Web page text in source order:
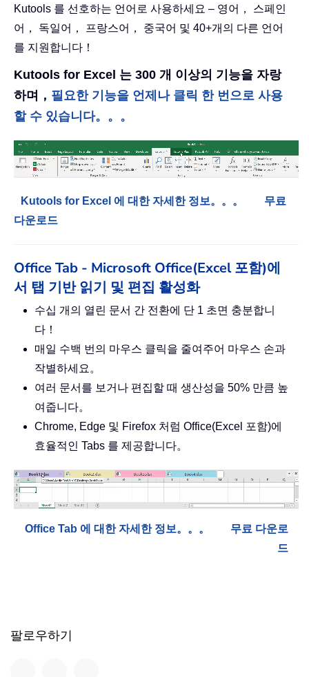
Kutools 를 선호하는 언어로 사용하세요 – 영어， 스페인
어， 독일어， 프랑스어， 중국어 및 40+개의 다른 언어
를 지원합니다！
Kutools for Excel 는 300 개 이상의 기능을 자랑
하며， 필요한 기능을 언제나 클릭 한 번으로 사용
할 수 있습니다。。。
Kutools for Excel 에 대한 자세한 정보。。。
무료
다운로드
Office Tab - Microsoft Office(Excel 포함)에
서 탭 기반 읽기 및 편집 활성화
수십 개의 열린 문서 간 전환에 단 1 초면 충분합니
다！
매일 수백 번의 마우스 클릭을 줄여주어 마우스 손과
작별하세요。
여러 문서를 보거나 편집할 때 생산성을 50% 만큼 높
여줍니다。
Chrome, Edge 및 Firefox 처럼 Office(Excel 포함)에
효율적인 Tabs 를 제공합니다。
Office Tab 에 대한 자세한 정보。。。
무료 다운로
드
팔로우하기